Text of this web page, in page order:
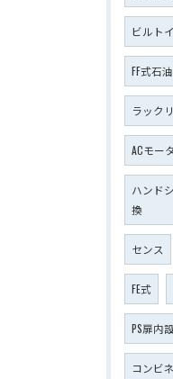
ビルト
FF式石
ラック
ACモー
ハンド
換
センス
FE式
PS扉内
コンビ